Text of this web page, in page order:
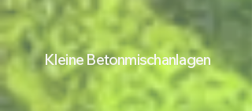
Kleine Betonmischanlagen